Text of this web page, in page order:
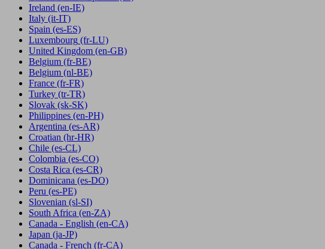
Ireland (en-IE)
Italy (it-IT)
Spain (es-ES)
Luxembourg (fr-LU)
United Kingdom (en-GB)
Belgium (fr-BE)
Belgium (nl-BE)
France (fr-FR)
Turkey (tr-TR)
Slovak (sk-SK)
Philippines (en-PH)
Argentina (es-AR)
Croatian (hr-HR)
Chile (es-CL)
Colombia (es-CO)
Costa Rica (es-CR)
Dominicana (es-DO)
Peru (es-PE)
Slovenian (sl-SI)
South Africa (en-ZA)
Canada - English (en-CA)
Japan (ja-JP)
Canada - French (fr-CA)